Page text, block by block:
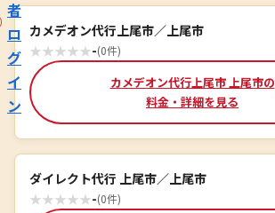
者
ロ
グ
イ
ン
カメデオン代行上尾市／上尾市
★★★★★-(0件)
カメデオン代行上尾市 上尾市の
料金・詳細を見る
ダイレクト代行 上尾市／上尾市
★★★★★-(0件)